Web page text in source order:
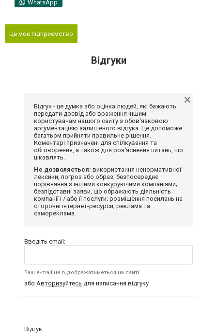
WhatsApp
Це моє підприємство
Відгуки
Відгук - це думка або оцінка людей, які бажають
передати досвід або враження іншим
користувачам нашого сайту з обов'язковою
аргументацією залишеного відгука. Це допоможе
багатьом прийняти правильне рішення.
Коментарі призначені для спілкування та
обговорення, а також для роз'яснення питань, що
цікавлять.
Не дозволяється: використання ненормативної
лексики, погроз або образ; безпосереднє
порівняння з іншими конкуруючими компаніями;
безпідставні заяви, що ображають діяльність
компанії і / або її послуги; розміщення посилань на
сторонні інтернет-ресурси; реклама та
самореклама.
Введіть email:
Ваш e-mail не відображатиметься на сайті
або Авторизуйтесь для написання відгуку
Відгук: